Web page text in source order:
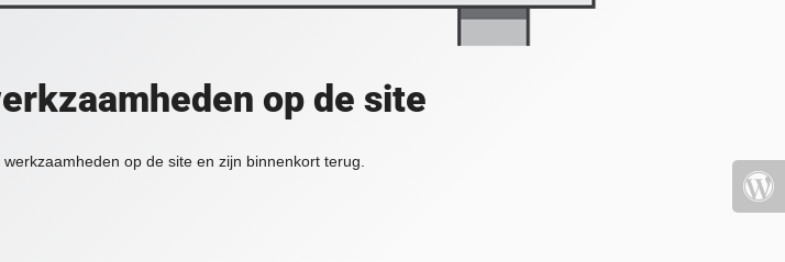
op de site
op de site en zijn binnenkort terug.